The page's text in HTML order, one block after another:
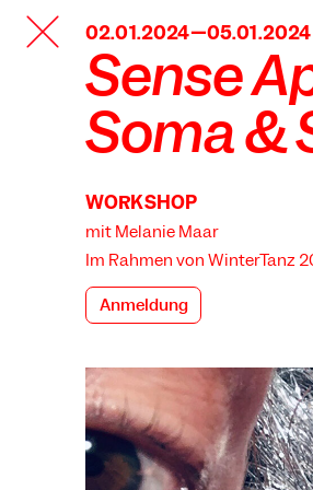
TANZFABRIK
BERLIN02.01.2024—05.01.2024
Sense
Soma &
WORKSHOP
mit Melanie Maar
Im Rahmen von WinterTanz
Anmeldung